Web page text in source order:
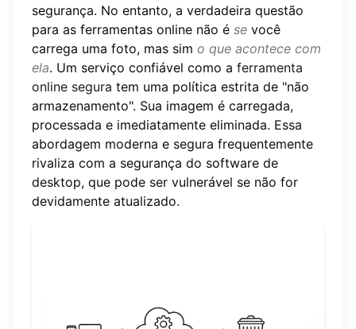
segurança. No entanto, a verdadeira questão
para as ferramentas online não é se você
carrega uma foto, mas sim o que acontece com
ela. Um serviço confiável como a ferramenta
online segura tem uma política estrita de "não
armazenamento". Sua imagem é carregada,
processada e imediatamente eliminada. Essa
abordagem moderna e segura frequentemente
rivaliza com a segurança do software de
desktop, que pode ser vulnerável se não for
devidamente atualizado.